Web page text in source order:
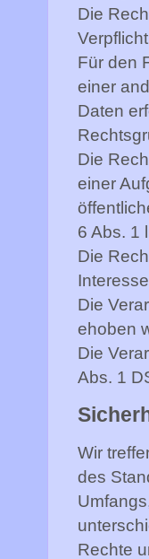
Die
Für den
einer
Daten
Die
einer
6 Abs. 1
Die
Die
ehoben
Die
Abs. 1
Wir
des
Rechte